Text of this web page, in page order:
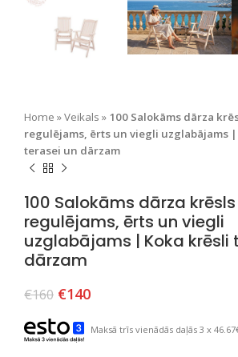
Home »Veikals » 100 Salokāms dārza
regulējams, ērts un viegli uzglabājams
terasei un dārzam
100 Salokāms dārza
regulējams, ērts un viegli
uzglabājams | Koka krēsli
dārzam
€160 €140
Maksā trīs vienādās daļās 3 x